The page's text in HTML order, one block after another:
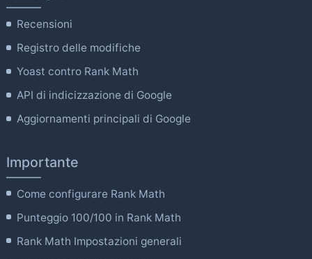
Recensioni
Registro delle modifiche
Yoast contro Rank Math
API di indicizzazione di Google
Aggiornamenti principali di Google
Importante
Come configurare Rank Math
Punteggio 100/100 in Rank Math
Rank Math Impostazioni generali